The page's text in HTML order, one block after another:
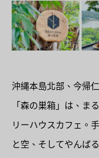
沖縄本島北部、今帰
「森の巣箱」は、ま
リーハウスカフェ。
と空、そしてやんば